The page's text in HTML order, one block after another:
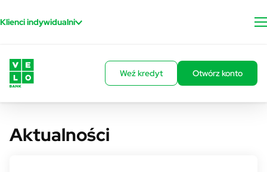
Klienci indywidualni
Weź kredyt Otwórz konto
Aktualności